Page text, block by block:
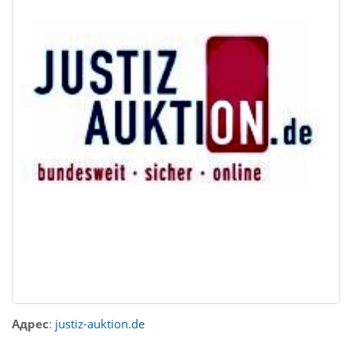
Адрес: justiz-auktion.de